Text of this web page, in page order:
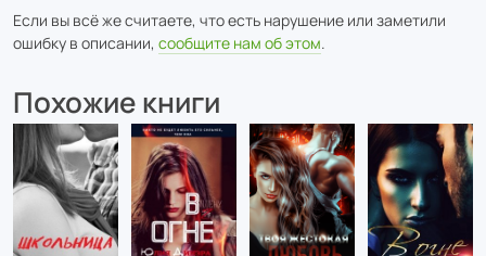
Если вы всё же считаете, что есть нарушение или заметили
ошибку в описании, сообщите нам об этом.
Похожие книги